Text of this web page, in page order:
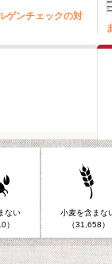
ゲンチェックの対
ない
）
小麦を含まな
（31,658）